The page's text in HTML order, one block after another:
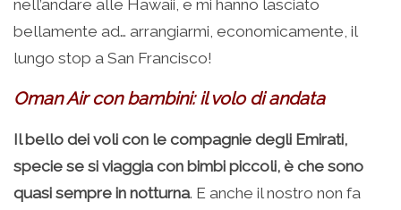
nell’andare alle Hawaii, e mi hanno lasciato
bellamente ad… arrangiarmi, economicamente, il
lungo stop a San Francisco!
Oman Air con bambini: il volo di andata
Il bello dei voli con le compagnie degli Emirati,
specie se si viaggia con bimbi piccoli, è che sono
quasi sempre in notturna. E anche il nostro non fa